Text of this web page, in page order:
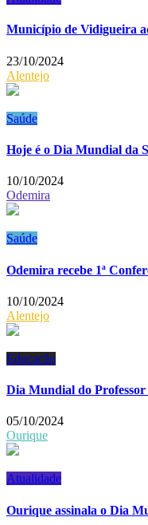
Município de Vidigueira
23/10/2024
Alentejo
Saúde
Hoje é o Dia Mundial da
10/10/2024
Odemira
Saúde
Odemira recebe 1ª
10/10/2024
Alentejo
Educação
Dia Mundial do Professor
05/10/2024
Ourique
Atualidade
Ourique assinala o Dia